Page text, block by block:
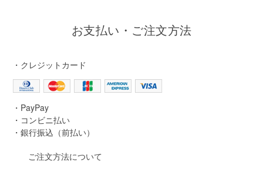
お支払い・ご注文方法
・クレジットカード
・PayPay
・コンビニ払い
・銀行振込（前払い）
ご注文方法について